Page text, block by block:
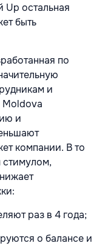
Up остальная
быть
по
и
Moldova
и
компании. В то
раз в 4 года;
о балансе и